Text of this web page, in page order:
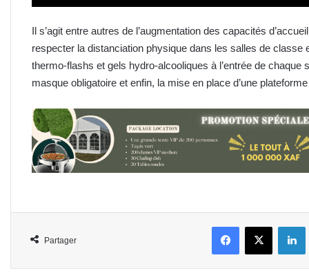
Il s’agit entre autres de l’augmentation des capacités
respecter la distanciation physique dans les salles de classe
thermo-flashs et gels hydro-alcooliques à l’entrée de chaque
masque obligatoire et enfin, la mise en place d’une
Partager
FacebookX